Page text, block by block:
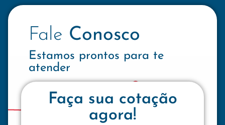
Fale Conosco
Estamos prontos para te
atender
Faça sua cotação
agora!